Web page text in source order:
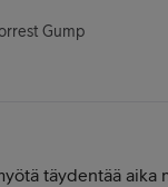
Gump
täydentää aika